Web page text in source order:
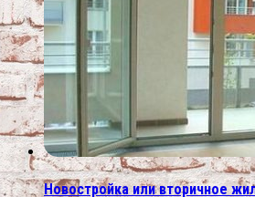
Новостройка или вторичное